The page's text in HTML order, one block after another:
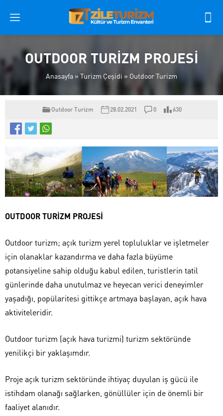
OUTDOOR TURİZM PROJESİ
Anasayfa » Turizm Çeşidi » Outdoor Turizm
Outdoor Turizm 28.02.2021 0 630
OUTDOOR TURİZM PROJESİ
Outdoor turizm; açık turizm yerel topluluklar ve işletmeler
için olanaklar kazandırma ve daha fazla büyüme
potansiyeline sahip olduğu kabul edilen, turistlerin tatil
günlerinde daha unutulmaz ve heyecan verici deneyimler
yaşadığı, popülaritesi gittikçe artmaya başlayan, açık hava
aktiviteleridir.
Outdoor turizm (açık hava turizmi) turizm sektöründe
yenilikçi bir yaklaşımdır.
Proje açık turizm sektöründe ihtiyaç duyulan iş gücü ile
istihdam olanağı sağlarken, gönüllüler için de önemli bir
faaliyet alanıdır.